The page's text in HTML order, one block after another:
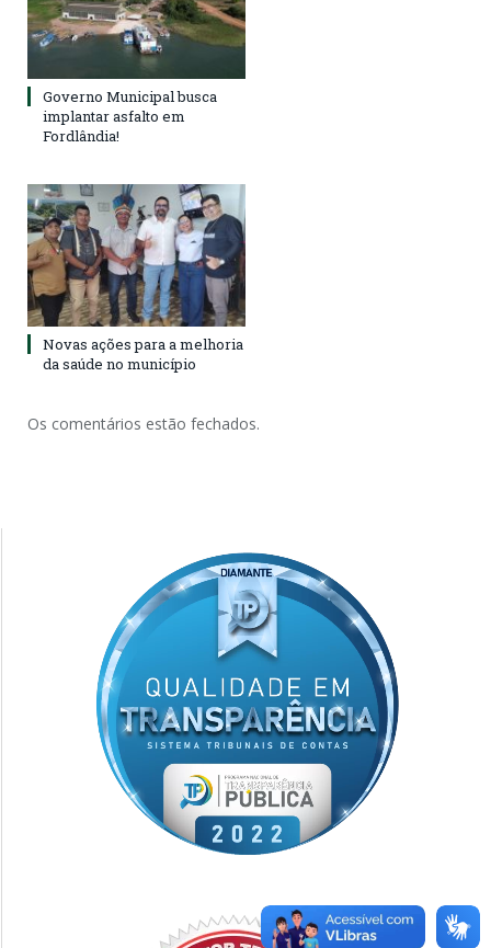
Governo Municipal busca
implantar asfalto em
Fordlândia!
Novas ações para a melhoria
da saúde no município
Os comentários estão fechados.